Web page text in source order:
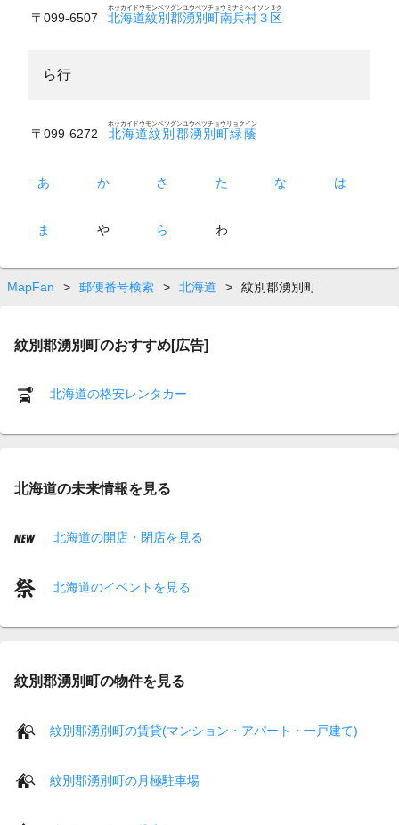
〒099-6507 北海道紋別郡湧別町南兵村３区
ホッカイドウモンベツグンユウベツチョウミナミヘイソン３ク
ら行
〒099-6272 北海道紋別郡湧別町緑蔭
ホッカイドウモンベツグンユウベツチョウリョクイン
あ か さ た な は
ま や ら わ
MapFan > 郵便番号検索 > 北海道 > 紋別郡湧別町
紋別郡湧別町のおすすめ[広告]
北海道の格安レンタカー
北海道の未来情報を見る
北海道の開店・閉店を見る
北海道のイベントを見る
紋別郡湧別町の物件を見る
紋別郡湧別町の賃貸(マンション・アパート・一戸建て)
紋別郡湧別町の月極駐車場